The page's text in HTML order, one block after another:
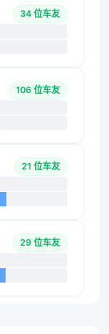
34 位车友
106 位车友
21 位车友
29 位车友